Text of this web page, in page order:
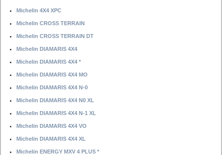
Michelin 4X4 XPC
Michelin CROSS TERRAIN
Michelin CROSS TERRAIN DT
Michelin DIAMARIS 4X4
Michelin DIAMARIS 4X4 *
Michelin DIAMARIS 4X4 MO
Michelin DIAMARIS 4X4 N-0
Michelin DIAMARIS 4X4 N0 XL
Michelin DIAMARIS 4X4 N-1 XL
Michelin DIAMARIS 4X4 VO
Michelin DIAMARIS 4X4 XL
Michelin ENERGY MXV 4 PLUS *